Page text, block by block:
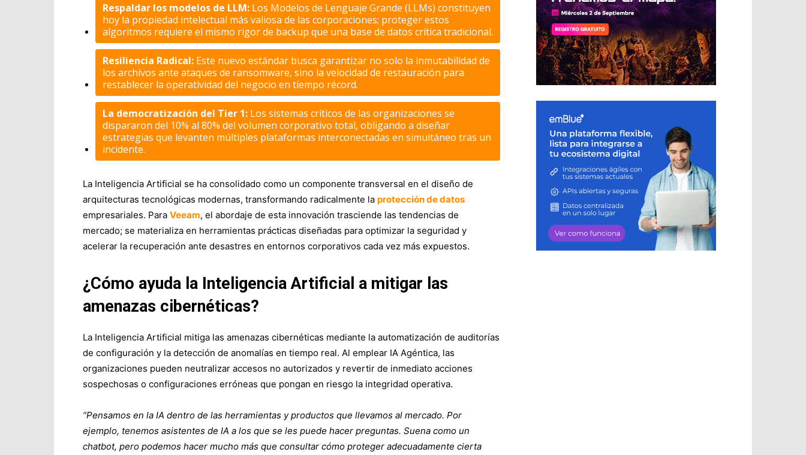
Respaldar los modelos de LLM: Los Modelos de Lenguaje Grande (LLMs) constituyen
hoy la propiedad intelectual más valiosa de las corporaciones; proteger estos
algoritmos requiere el mismo rigor de backup que una base de datos crítica tradicional.
Resiliencia Radical: Este nuevo estándar busca garantizar no solo la inmutabilidad de
los archivos ante ataques de ransomware, sino la velocidad de restauración para
restablecer la operatividad del negocio en tiempo récord.
La democratización del Tier 1: Los sistemas críticos de las organizaciones se
dispararon del 10% al 80% del volumen corporativo total, obligando a diseñar
estrategias que levanten múltiples plataformas interconectadas en simultáneo tras un
incidente.
La Inteligencia Artificial se ha consolidado como un componente transversal en el diseño de
arquitecturas tecnológicas modernas, transformando radicalmente la protección de datos
empresariales. Para Veeam, el abordaje de esta innovación trasciende las tendencias de
mercado; se materializa en herramientas prácticas diseñadas para optimizar la seguridad y
acelerar la recuperación ante desastres en entornos corporativos cada vez más expuestos.
¿Cómo ayuda la Inteligencia Artificial a mitigar las
amenazas cibernéticas?
La Inteligencia Artificial mitiga las amenazas cibernéticas mediante la automatización de auditorías
de configuración y la detección de anomalías en tiempo real. Al emplear IA Agéntica, las
organizaciones pueden neutralizar accesos no autorizados y revertir de inmediato acciones
sospechosas o configuraciones erróneas que pongan en riesgo la integridad operativa.
“Pensamos en la IA dentro de las herramientas y productos que llevamos al mercado. Por
ejemplo, tenemos asistentes de IA a los que se les puede hacer preguntas. Suena como un
chatbot, pero podemos hacer mucho más que consultar cómo proteger adecuadamente cierta